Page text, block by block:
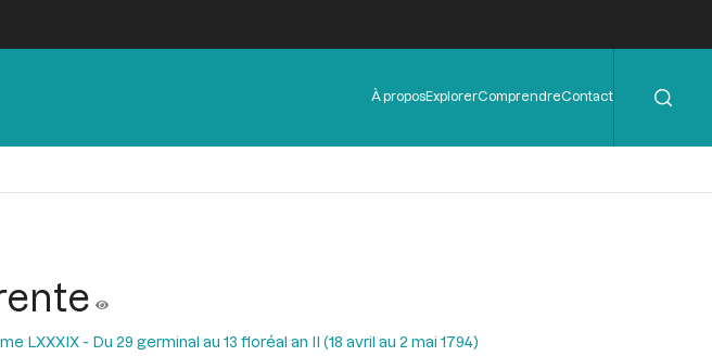
Menu
de
À proposExplorerComprendreContact
LXXXIX - Du 29 germinal au 13 floréal an II (18 avril au 2 mai 1794)